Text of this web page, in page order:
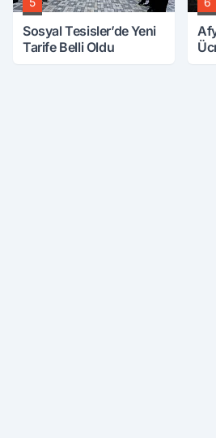
Sosyal Tesisler’de Yeni
Tarife Belli Oldu